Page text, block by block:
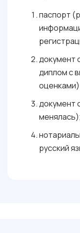
паспорт
документ
диплом с
документ
менялась);
русский